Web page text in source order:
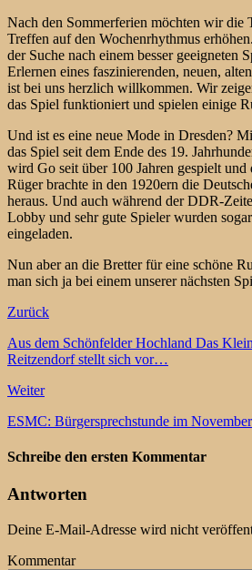
Nach den Sommerferien möchten wir die
Treffen auf den Wochenrhythmus
der Suche nach einem besser geeigneten
Erlernen eines faszinierenden, neuen,
ist bei uns herzlich willkommen. Wir
das Spiel funktioniert und spielen einige
Und ist es eine neue Mode in Dresden?
das Spiel seit dem Ende des 19.
wird Go seit über 100 Jahren gespielt
Rüger brachte in den 1920ern die
heraus. Und auch während der DDR-
Lobby und sehr gute Spieler wurden
eingeladen.
Nun aber an die Bretter für eine schöne
man sich ja bei einem unserer nächsten
Zurück
Aus dem Schönfelder Hochland Das
Reitzendorf stellt sich vor…
Weiter
ESMC: Bürgersprechstunde im November
Schreibe den ersten Kommentar
Antworten
Deine E-Mail-Adresse wird nicht
Kommentar